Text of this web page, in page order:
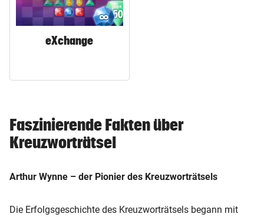
eXchange
Faszinierende Fakten über
Kreuzworträtsel
Arthur Wynne – der Pionier des Kreuzworträtsels
Die Erfolgsgeschichte des Kreuzworträtsels begann mit